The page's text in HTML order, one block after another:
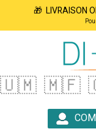
🎁 LIVRAISON
🇺🇲 🇲🇫